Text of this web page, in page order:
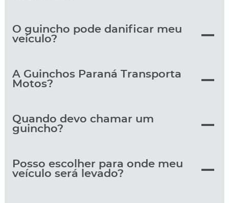
O guincho pode danificar meu
veículo?
A Guinchos Paraná Transporta
Motos?
Quando devo chamar um
guincho?
Posso escolher para onde meu
veículo será levado?